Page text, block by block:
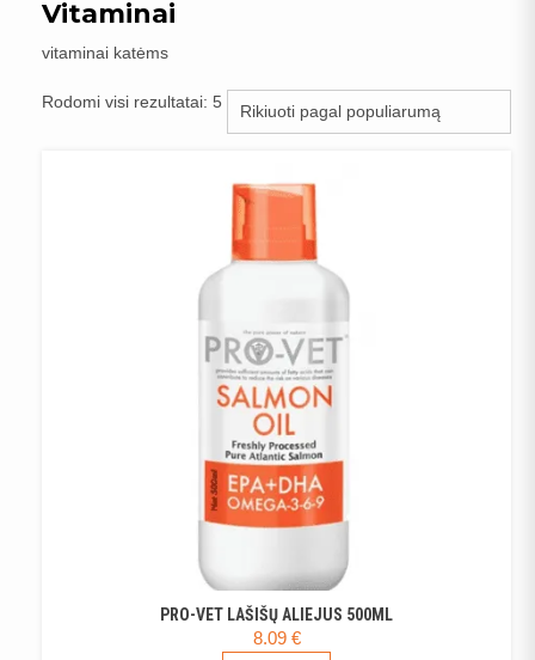
Vitaminai
vitaminai katėms
Rodomi visi rezultatai: 5Rūšiuojama
PRO-VET LAŠIŠŲ ALIEJUS 500ML
8.09 €